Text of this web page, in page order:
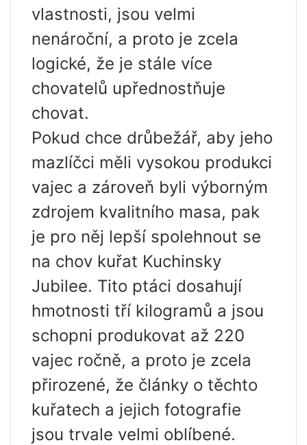
vlastnosti, jsou velmi
nenároční, a proto je zcela
logické, že je stále více
chovatelů upřednostňuje
chovat.
Pokud chce drůbežář, aby jeho
mazlíčci měli vysokou produkci
vajec a zároveň byli výborným
zdrojem kvalitního masa, pak
je pro něj lepší spolehnout se
na chov kuřat Kuchinsky
Jubilee. Tito ptáci dosahují
hmotnosti tří kilogramů a jsou
schopni produkovat až 220
vajec ročně, a proto je zcela
přirozené, že články o těchto
kuřatech a jejich fotografie
jsou trvale velmi oblíbené.